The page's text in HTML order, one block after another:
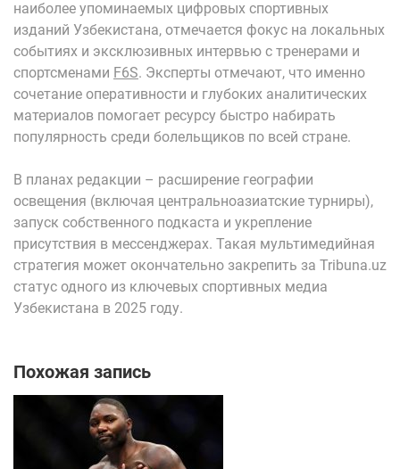
наиболее упоминаемых цифровых спортивных
изданий Узбекистана, отмечается фокус на локальных
событиях и эксклюзивных интервью с тренерами и
спортсменами F6S. Эксперты отмечают, что именно
сочетание оперативности и глубоких аналитических
материалов помогает ресурсу быстро набирать
популярность среди болельщиков по всей стране.
В планах редакции – расширение географии
освещения (включая центральноазиатские турниры),
запуск собственного подкаста и укрепление
присутствия в мессенджерах. Такая мультимедийная
стратегия может окончательно закрепить за Tribuna.uz
статус одного из ключевых спортивных медиа
Узбекистана в 2025 году.
Похожая запись